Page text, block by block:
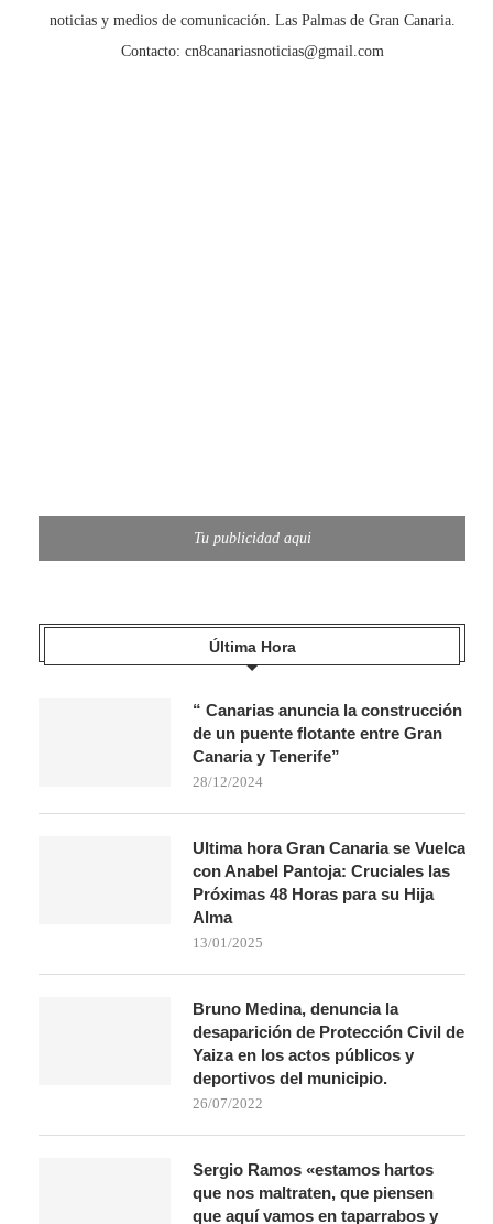
noticias y medios de comunicación. Las Palmas de Gran Canaria.
Contacto: cn8canariasnoticias@gmail.com
Tu publicidad aqui
Última Hora
“ Canarias anuncia la construcción
de un puente flotante entre Gran
Canaria y Tenerife”
28/12/2024
Ultima hora Gran Canaria se Vuelca
con Anabel Pantoja: Cruciales las
Próximas 48 Horas para su Hija
Alma
13/01/2025
Bruno Medina, denuncia la
desaparición de Protección Civil de
Yaiza en los actos públicos y
deportivos del municipio.
26/07/2022
Sergio Ramos «estamos hartos
que nos maltraten, que piensen
que aquí vamos en taparrabos y